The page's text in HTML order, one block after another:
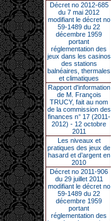
Décret no 2012-685
du 7 mai 2012
modifiant le décret no
59-1489 du 22
décembre 1959
portant
réglementation des
jeux dans les casinos
des stations
balnéaires, thermales
et climatiques
Rapport d'information
de M. François
TRUCY, fait au nom
de la commission des
finances n° 17 (2011-
2012) - 12 octobre
2011
Les niveaux et
pratiques des jeux de
hasard et d’argent en
2010
Décret no 2011-906
du 29 juillet 2011
modifiant le décret no
59-1489 du 22
décembre 1959
portant
réglementation des